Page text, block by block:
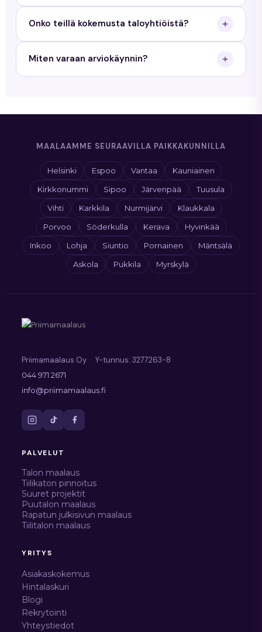
kirjallisen tarjouksen.
maalaustöille ja 5 vuoden takuun tiilikaton
pinnoitukselle.
Onko teillä kokemusta taloyhtiöistä?
taloyhtiöille. Meillä on kokemusta yli 350 kohteesta
Uudellamaalla.
Miten varaan arviokäynnin?
sopivana ajankohtana.
MAALAAMME SEURAAVILLA PAIKKAKUNNILLA
Helsinki Espoo Vantaa
Kauniainen
Kirkkonummi
Sipoo Järvenpää
Tuusula
Vihti
Karkkila Nurmijärvi
Klaukkala
Porvoo
Söderkulla Kerava
Hyvinkää
Inkoo
Lohja Siuntio Pornainen
Mäntsälä
Askola
Pukkila Myrskylä
Priimamaalaus Oy · Y-tunnus: 3277263-8
044 971 2671
info@priimamaalaus.fi
PALVELUT
Talon maalaus
Tiilikaton pinnoitus
Suuret projektit
Puutalon maalaus
Rapatun julkisivun maalaus
Tiilitalon maalaus
YRITYS
Asiakaskokemus
Hintalaskuri
Blogi
Rekrytointi
Yhteystiedot